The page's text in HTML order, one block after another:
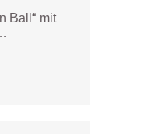
Ball“ mit